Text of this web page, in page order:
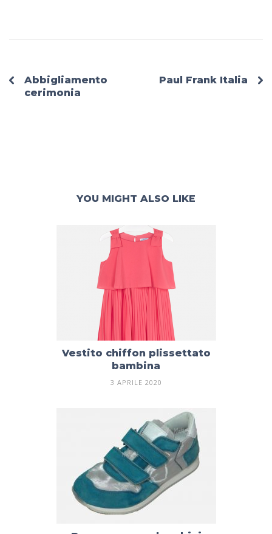
Abbigliamento
cerimonia
Paul Frank Italia
YOU MIGHT ALSO LIKE
Vestito chiffon plissettato
bambina
3 APRILE 2020